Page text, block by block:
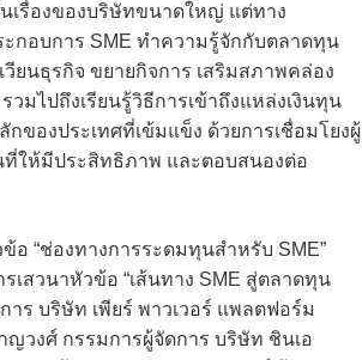
เรื่องของบริษัทขนาดใหญ่ แต่ทาง
ะกอบการ SME ทำความรู้จักกับตลาดทุน
ยนธุรกิจ ขยายกิจการ เสริมสภาพคล่อง
มไปถึงเรียนรู้วิธีการเข้าถึงแหล่งเงินทุน
ของประเทศที่เข้มแข็ง ด้วยการเชื่อมโยงผู้
ที่ให้มีประสิทธิภาพ และตอบสนองต่อ
อ “ช่องทางการระดมทุนสำหรับ SME”
เสวนาหัวข้อ “เส้นทาง SME สู่ตลาดทุน
ร บริษัท เพียร์ พาวเวอร์ แพลตฟอร์ม
ญวงศ์ กรรมการผู้จัดการ บริษัท ชินเอ